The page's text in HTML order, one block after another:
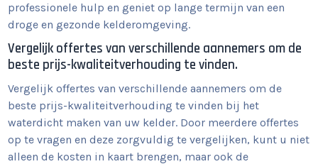
professionele hulp en geniet op lange termijn van een
droge en gezonde kelderomgeving.
Vergelijk offertes van verschillende aannemers om de
beste prijs-kwaliteitverhouding te vinden.
Vergelijk offertes van verschillende aannemers om de
beste prijs-kwaliteitverhouding te vinden bij het
waterdicht maken van uw kelder. Door meerdere offertes
op te vragen en deze zorgvuldig te vergelijken, kunt u niet
alleen de kosten in kaart brengen, maar ook de